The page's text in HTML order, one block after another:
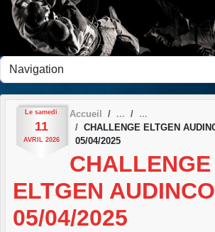
Le samedi
11
AVRIL 2026
Accueil
CHALLENGE ELTGEN
05/04/2025
CHALLENGE
ELTGEN
05/04/2025
Panneau de gestion des cookies